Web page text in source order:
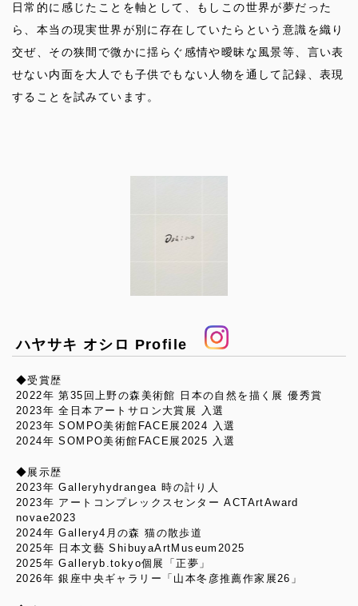
日常的に感じたことを軸として、もしこの世界が夢だった
ら、本当の現実世界が別に存在していたらという意識を織り
交ぜ、その狭間で微かに揺らぐ感情や曖昧な風景等、言い表
せない内面を大人でも子供でもない人物を通して記録、表現
することを試みています。
ハヤサキ オシロ Profile
◆受賞歴
2022年 第35回上野の森美術館 日本の自然を描く展 優秀賞
2023年 全日本アートサロン大賞展 入選
2023年 SOMPO美術館FACE展2024 入選
2024年 SOMPO美術館FACE展2025 入選
◆展示歴
2023年 Galleryhydrangea 時の計り人
2023年 アートコンプレックスセンター ACTArtAward
novae2023
2024年 Gallery4月の森 猫の散歩道
2025年 日本文藝 ShibuyaArtMuseum2025
2025年 Galleryb.tokyo個展「正夢」
2026年 銀座中央ギャラリー「山本冬彦推薦作家展26」